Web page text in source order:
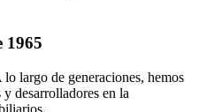
1965
lo largo de generaciones, hemos
desarrolladores en la